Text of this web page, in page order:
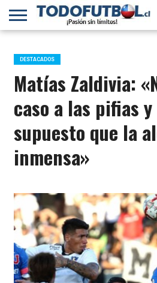
PRIMERA
B
SELECCIÓN
CHILENA
CHILENOS
EN EL
MUNDO
FÚTBOL
INTERNACIONAL
DESTACADOS
Matías Zaldivia:
caso a las pifias
supuesto que la
inmensa»